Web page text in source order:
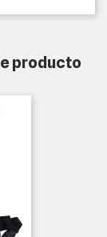
producto